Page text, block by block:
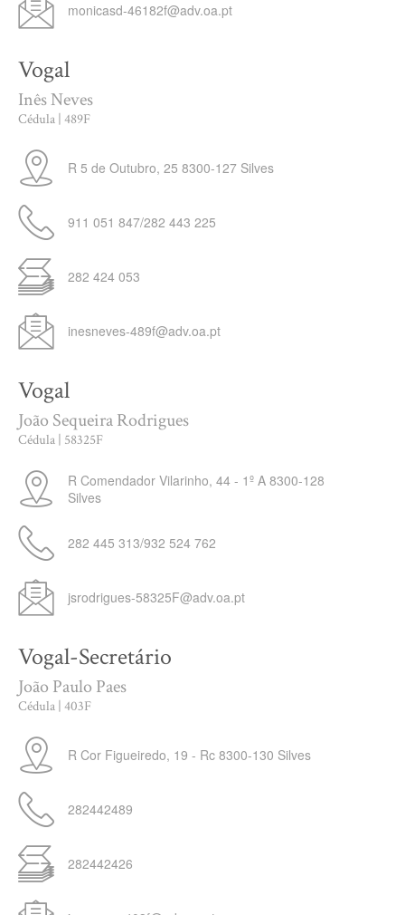
monicasd-46182f@adv.oa.pt
Vogal
Inês Neves
Cédula | 489F
R 5 de Outubro, 25 8300-127 Silves
911 051 847/282 443 225
282 424 053
inesneves-489f@adv.oa.pt
Vogal
João Sequeira Rodrigues
Cédula | 58325F
R Comendador Vilarinho, 44 - 1º A 8300-128
Silves
282 445 313/932 524 762
jsrodrigues-58325F@adv.oa.pt
Vogal-Secretário
João Paulo Paes
Cédula | 403F
R Cor Figueiredo, 19 - Rc 8300-130 Silves
282442489
282442426